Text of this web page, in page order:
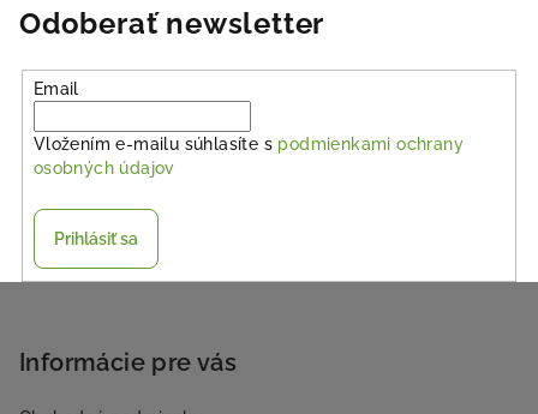
Odoberať newsletter
Email
Vložením e-mailu súhlasíte s podmienkami ochrany
osobných údajov
Prihlásiť sa
Informácie pre vás